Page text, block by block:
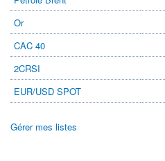
DERNIER
DIVIDENDE
DIVIDENDE
ÉLIGIBILITÉ
Non éligible
Or
CAC 40
2CRSI
EUR/USD SPOT
Gérer mes listes